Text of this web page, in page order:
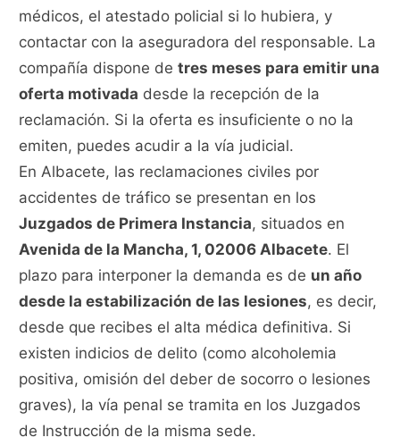
médicos, el atestado policial si lo hubiera, y
contactar con la aseguradora del responsable. La
compañía dispone detres meses para emitir una
oferta motivada desde la recepción de la
reclamación. Si la oferta es insuficiente o no la
emiten, puedes acudir a la vía judicial.
En Albacete, las reclamaciones civiles por
accidentes de tráfico se presentan en los
Juzgados de Primera Instancia, situados en
Avenida de la Mancha, 1, 02006 Albacete. El
plazo para interponer la demanda es de un año
desde la estabilización de las lesiones, es decir,
desde que recibes el alta médica definitiva. Si
existen indicios de delito (como alcoholemia
positiva, omisión del deber de socorro o lesiones
graves), la vía penal se tramita en los Juzgados
de Instrucción de la misma sede.